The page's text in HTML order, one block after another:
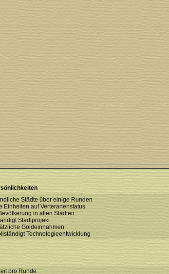
Städte über einige Runden
Einheiten auf Verteranenstatus
in allen Städten
Stadtprojekt
Goldeinnahmen
Technologieentwicklung
pro Runde